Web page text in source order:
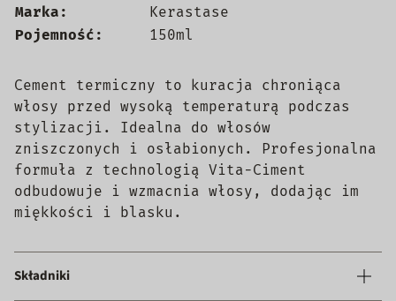
Marka:
Kerastase
Pojemność:
150ml
Cement termiczny to kuracja chroniąca
włosy przed wysoką temperaturą podczas
stylizacji. Idealna do włosów
zniszczonych i osłabionych. Profesjonalna
formuła z technologią Vita-Ciment
odbudowuje i wzmacnia włosy, dodając im
miękkości i blasku.
Składniki